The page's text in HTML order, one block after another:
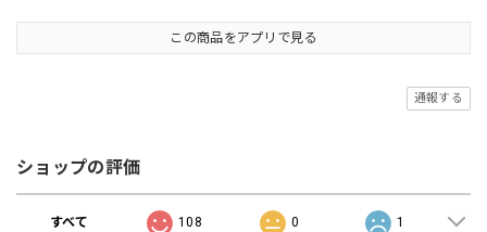
この商品をアプリで見る
通報する
ショップの評価
すべて 108 0 1